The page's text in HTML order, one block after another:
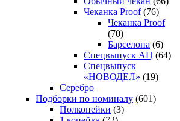
Чеканка Proof(76)
Чеканка Proof
(70)
Барселона (6)
Спецвыпуск АЦ (64)
Спецвыпуск
«НОВОДЕЛ» (19)
Серебро
Подборки по номиналу (601)
Полкопейки (3)